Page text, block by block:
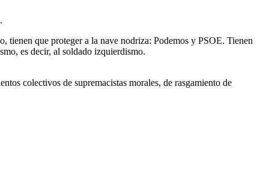
que proteger a la nave nodriza: Podemos y PSOE. Tienen
es decir, al soldado izquierdismo.
colectivos de supremacistas morales, de rasgamiento de